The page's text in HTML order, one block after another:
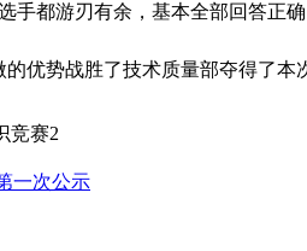
都游刃有余，基本全部回答正
优势战胜了技术质量部夺得了本
一次公示